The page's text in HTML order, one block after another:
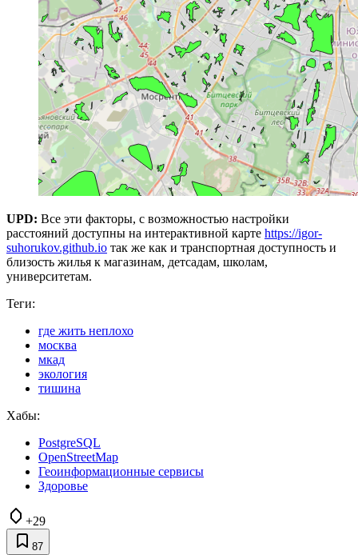
UPD: Все эти факторы, с возможностью настройки
расстояний доступны на интерактивной карте https://igor-
suhorukov.github.io так же как и транспортная доступность и
близость жилья к магазинам, детсадам, школам,
университетам.
Теги:
где жить неплохо
москва
мкад
экология
тишина
Хабы:
PostgreSQL
OpenStreetMap
Геоинформационные сервисы
Здоровье
+29
87